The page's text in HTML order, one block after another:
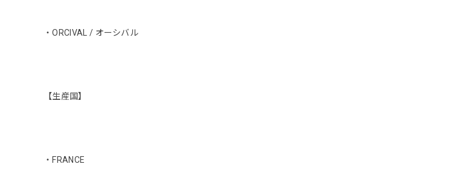
・ORCIVAL / オーシバル
【生産国】
・FRANCE